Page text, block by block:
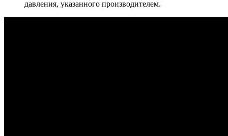
давления, указанного производителем.